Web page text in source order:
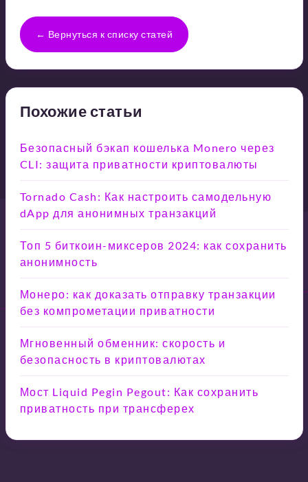
← Вернуться к списку статей
Похожие статьи
Безопасный бэкап кошелька Monero через
CLI: защита приватности криптовалюты
Tornado Cash: Как настроить самодельную
dApp для анонимных транзакций
Топ 5 биткоин-миксеров 2024: как сохранить
анонимность
Монеро: как доказать отправку транзакции
без компрометации приватности
Мгновенный обменник: скорость и
безопасность в криптовалютах
Мост Liquid Pegin Pegout: Как сохранить
приватность при трансферех